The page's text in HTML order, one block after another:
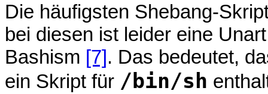
Die häufigsten Shebang-
bei diesen ist leider eine
Bashism [7]. Das bedeutet,
ein Skript für /bin/sh